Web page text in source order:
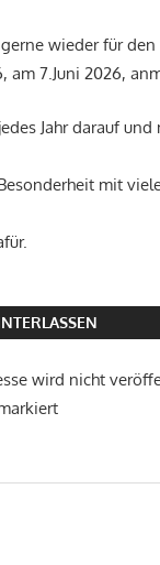
wieder für den
am 7.Juni 2026,
Jahr darauf und
mit
wird nicht